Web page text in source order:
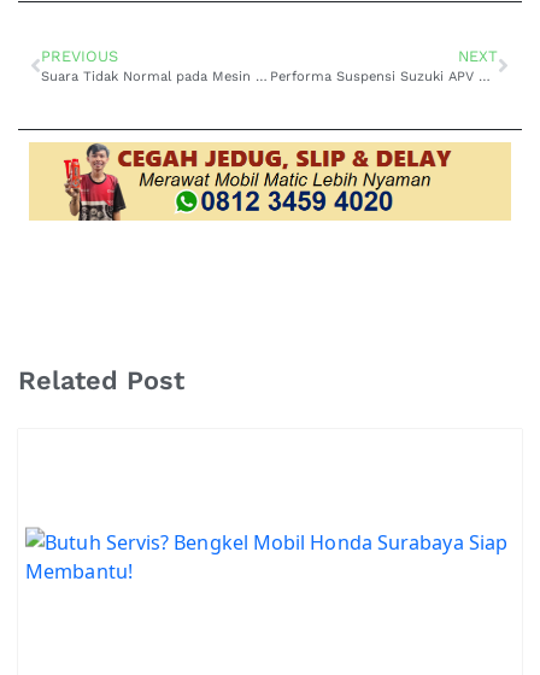
PREVIOUS
Suara Tidak Normal pada Mesin Suzuki Karimun Matic? Ini Penyebab dan Solusinya!
NEXT
Performa Suspensi Suzuki APV Matic, Kompromi antara Daya Tahan dan Kenyamanan Berkendara
Related Post